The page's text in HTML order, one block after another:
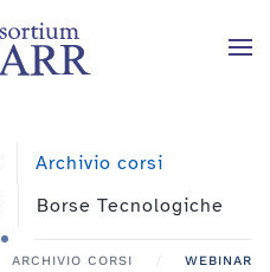
Archivio corsi
Borse Tecnologiche
ARCHIVIO CORSI
WEBINAR